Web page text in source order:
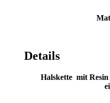
Details
Halskette mit